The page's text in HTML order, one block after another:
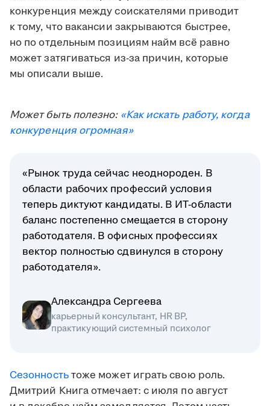
конкуренция между соискателями приводит
к тому, что вакансии закрываются быстрее,
но по отдельным позициям найм всё равно
может затягиваться из-за причин, которые
мы описали выше.
Может быть полезно: «Как искать работу, когда
конкуренция огромная»
«Рынок труда сейчас неоднороден. В
области рабочих профессий условия
теперь диктуют кандидаты. В ИТ-области
баланс постепенно смещается в сторону
работодателя. В офисных профессиях
вектор полностью сдвинулся в сторону
работодателя».
Александра Сергеева
карьерный консультант, HR BP,
практикующий системный психолог
Сезонностьтоже может играть свою роль.
Дмитрий Книга отмечает: с июля по август